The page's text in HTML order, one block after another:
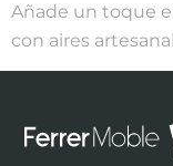
Añade un toque
con aires